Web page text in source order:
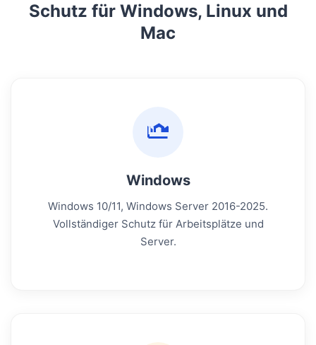
Schutz für Windows, Linux und
Mac
Windows
Windows 10/11, Windows Server 2016-2025.
Vollständiger Schutz für Arbeitsplätze und
Server.